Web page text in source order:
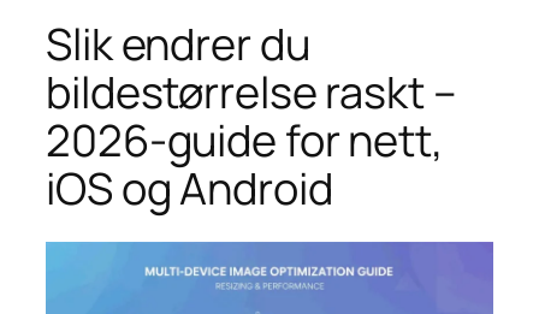
Slik endrer du
bildestørrelse raskt –
2026-guide for nett,
iOS og Android